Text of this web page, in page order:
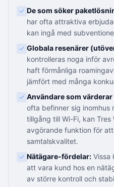
De som söker
har ofta attraktiva
kan ingå med
Globala resenärer
kontrolleras noga inför
haft förmånliga
jämfört med många
Användare som
ofta befinner sig inomhus
tillgång till Wi-Fi, kan Tres
avgörande funktion för
samtalskvalitet.
Nätägare-fördelar: Vissa
att vara kund hos en
av större kontroll och